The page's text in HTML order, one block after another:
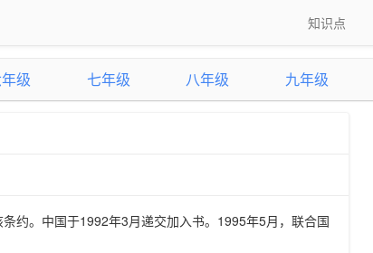
知识点
级 七年级 八年级 九年级
约。中国于1992年3月递交加入书。1995年5月，联合国